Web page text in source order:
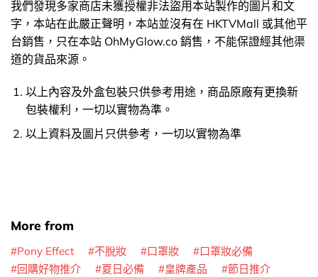
我們發現多家商店未獲授權非法盜用本站製作的圖片和文
字，本站在此嚴正聲明，本站並沒有在 HKTVMall 或其他平
台銷售，只在本站 OhMyGlow.co 銷售，不能保證經其他渠
道的貨品來源。
以上內容及外盒包裝只供參考用途，商品原廠有更換新
包裝權利，一切以實物為準。
以上資料及圖片只供參考，一切以實物為準
More from
Pony Effect 不脫妝 口罩妝
口罩妝必備
回購好物推介
夏日必備 皇牌產品
節日推介